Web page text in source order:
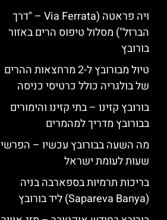
ויה פראטה (Via Ferrata – "דרך
הברזל") מסלול טיפוס הרים באזור
בורובץ
טיול מבורובץ ל-2 מרחצאות ההרים
של בולגריה כולל כרטיסי כניסה
בורובץ קזינו – בתי קזינו והימורים
בבורובץ מדריך למהמרים
מה השעה בבורובץ עכשיו – הפרשי
שעות לעומת ישראל
בריכות תרמיות בספארבה בניה
(Sapareva Banya) ליד בורובץ